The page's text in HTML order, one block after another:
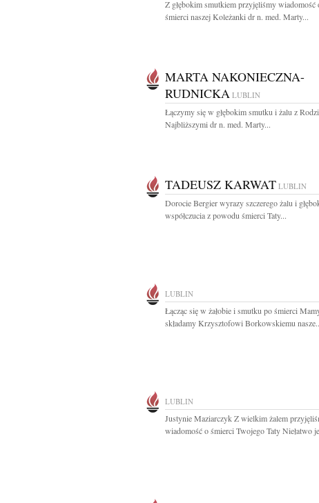
Z głębokim smutkiem przyjęliśmy wiadomość
śmierci naszej Koleżanki dr n. med. Marty...
MARTA NAKONIECZNA-
RUDNICKA LUBLIN
Łączymy się w głębokim smutku i żalu z
Najbliższymi dr n. med. Marty...
TADEUSZ KARWAT LUBLIN
Dorocie Bergier wyrazy szczerego żalu i
współczucia z powodu śmierci Taty...
LUBLIN
Łącząc się w żałobie i smutku po śmierci
składamy Krzysztofowi Borkowskiemu
LUBLIN
Justynie Maziarczyk Z wielkim żalem
wiadomość o śmierci Twojego Taty Niełatwo